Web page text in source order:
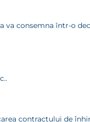
consemna într-o
contractului de